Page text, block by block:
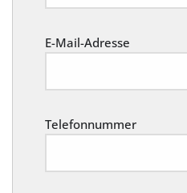
E-Mail-Adresse
Telefonnummer